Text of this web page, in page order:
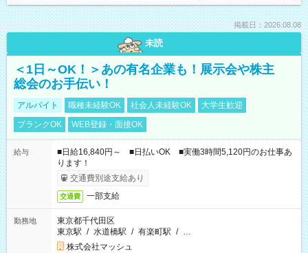
掲載日：2026.08.08
未読
＜1日～OK！＞あの有名企業も！展示会や株主
総会のお手伝い！
アルバイト 職種未経験OK 社会人未経験OK
大学生歓迎
ブランクOK
WEB登録・面接OK
給与
■日給16,840円～ ■日払いOK ■実働3時間5,120円のお仕事あ
ります！
交通費別途支給あり
交通費 一部支給
勤務地
東京都千代田区
東京駅 / 水道橋駅 / 有楽町駅 / …
株式会社マッシュ